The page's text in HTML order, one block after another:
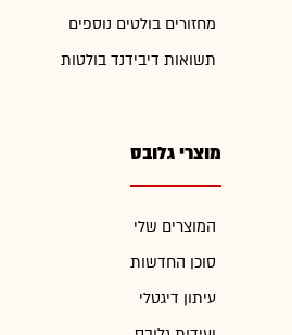
מחזורים בולטים נוספים
תשואות דיבידנד בולטות
מוצרי גלובס
המוצרים שלי
סוכן החדשות
עיתון דיגטלי